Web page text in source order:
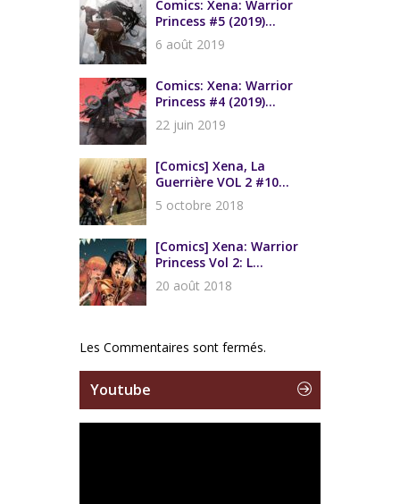
Comics: Xena: Warrior
Princess #5 (2019)...
6 août 2019
Comics: Xena: Warrior
Princess #4 (2019)...
22 juin 2019
[Comics] Xena, La
Guerrière VOL 2 #10...
5 octobre 2018
[Comics] Xena: Warrior
Princess Vol 2: L...
20 août 2018
Les Commentaires sont fermés.
Youtube